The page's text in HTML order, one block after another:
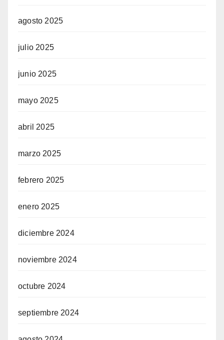
agosto 2025
julio 2025
junio 2025
mayo 2025
abril 2025
marzo 2025
febrero 2025
enero 2025
diciembre 2024
noviembre 2024
octubre 2024
septiembre 2024